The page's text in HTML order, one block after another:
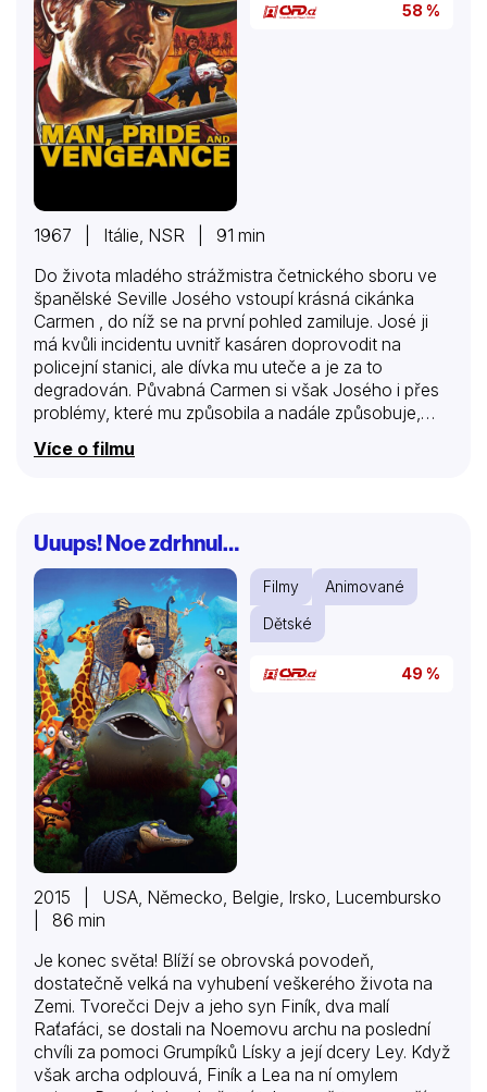
58 %
1967 | Itálie, NSR | 91 min
Do života mladého strážmistra četnického sboru ve
španělské Seville Josého vstoupí krásná cikánka
Carmen , do níž se na první pohled zamiluje. José ji
má kvůli incidentu uvnitř kasáren doprovodit na
policejní stanici, ale dívka mu uteče a je za to
degradován. Půvabná Carmen si však Josého i přes
problémy, které mu způsobila a nadále způsobuje,
výbuch žárlivosti, když napadne a zabije jejího
García , nedávno propuštěný trestanec. Cílem Josého
a Carmen se stane kočár se zlatem anglického
velvyslance, za které si budou moci…
Více o filmu
Uuups! Noe zdrhnul…
Filmy
Animované
Dětské
49 %
2015 | USA, Německo, Belgie, Irsko, Lucembursko
| 86 min
Je konec světa! Blíží se obrovská povodeň,
dostatečně velká na vyhubení veškerého života na
Zemi. Tvorečci Dejv a jeho syn Finík, dva malí
Raťafáci, se dostali na Noemovu archu na poslední
chvíli za pomoci Grumpíků Lísky a její dcery Ley. Když
však archa odplouvá, Finík a Lea na ní omylem